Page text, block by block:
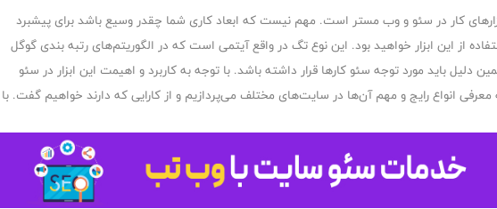
کار در سئو و وب مستر است. مهم نیست که ابعاد کاری شما چقدر وسیع باشد برای پیشبرد
از این ابزار خواهید بود. این نوع تگ در واقع آیتمی است که در الگوریتم‌های رتبه بندی گوگل
دلیل باید مورد توجه سئو کارها قرار داشته باشد. با توجه به کاربرد و اهیمت این ابزار در سئو
انواع رایج و مهم آن‌ها در سایت‌های مختلف می‌پردازیم و از کارایی که دارند خواهیم گفت. با